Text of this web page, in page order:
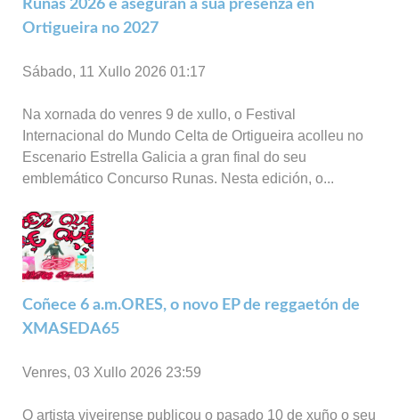
Runas 2026 e aseguran a súa presenza en
Ortigueira no 2027
Sábado, 11 Xullo 2026 01:17
Na xornada do venres 9 de xullo, o Festival
Internacional do Mundo Celta de Ortigueira acolleu no
Escenario Estrella Galicia a gran final do seu
emblemático Concurso Runas. Nesta edición, o...
Coñece 6 a.m.ORES, o novo EP de reggaetón de
XMASEDA65
Venres, 03 Xullo 2026 23:59
O artista viveirense publicou o pasado 10 de xuño o seu